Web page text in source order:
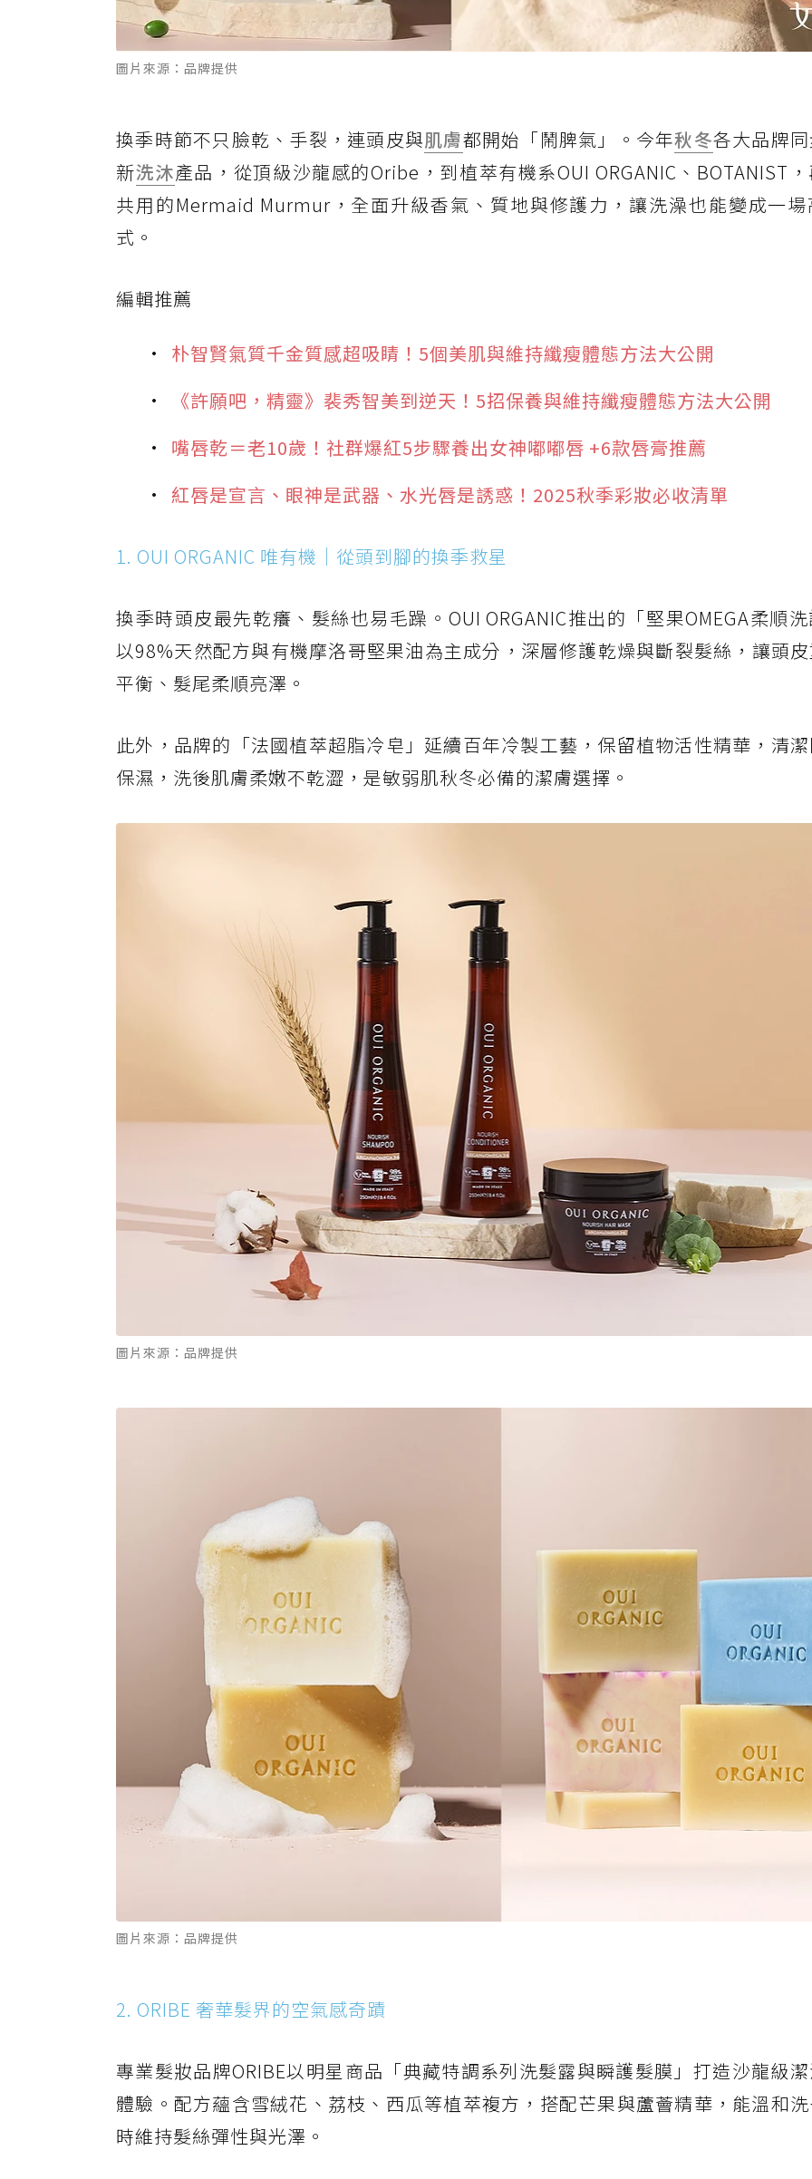
圖片來源：品牌提供
換季時節不只臉乾、手裂，連頭皮與肌膚都開始「鬧脾氣」。今年秋冬各大品牌
新洗沐產品，從頂級沙龍感的Oribe，到植萃有機系OUI ORGANIC、BOTANIST
共用的Mermaid Murmur，全面升級香氣、質地與修護力，讓洗澡也能變成一
式。
編輯推薦
朴智賢氣質千金質感超吸睛！5個美肌與維持纖瘦體態方法大公開
《許願吧，精靈》裴秀智美到逆天！5招保養與維持纖瘦體態方法大公開
嘴唇乾＝老10歲！社群爆紅5步驟養出女神嘟嘟唇 +6款唇膏推薦
紅唇是宣言、眼神是武器、水光唇是誘惑！2025秋季彩妝必收清單
1. OUI ORGANIC 唯有機｜從頭到腳的換季救星
換季時頭皮最先乾癢、髮絲也易毛躁。OUI ORGANIC推出的「堅果OMEGA柔順
以98%天然配方與有機摩洛哥堅果油為主成分，深層修護乾燥與斷裂髮絲，讓頭
平衡、髮尾柔順亮澤。
此外，品牌的「法國植萃超脂冷皂」延續百年冷製工藝，保留植物活性精華，清
保濕，洗後肌膚柔嫩不乾澀，是敏弱肌秋冬必備的潔膚選擇。
圖片來源：品牌提供
圖片來源：品牌提供
2. ORIBE 奢華髮界的空氣感奇蹟
專業髮妝品牌ORIBE以明星商品「典藏特調系列洗髮露與瞬護髮膜」打造沙龍級
體驗。配方蘊含雪絨花、荔枝、西瓜等植萃複方，搭配芒果與蘆薈精華，能溫和
時維持髮絲彈性與光澤。